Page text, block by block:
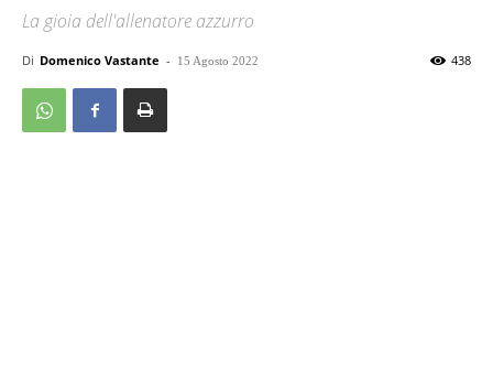
La gioia dell'allenatore azzurro
Di Domenico Vastante - 15 Agosto 2022 438